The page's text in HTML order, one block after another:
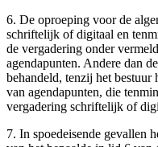
6. De oproeping voor de
schriftelijk of digitaal en
de vergadering onder
agendapunten. Andere dan
behandeld, tenzij het bestuur
van agendapunten, die
vergadering schriftelijk of
7. In spoedeisende gevallen